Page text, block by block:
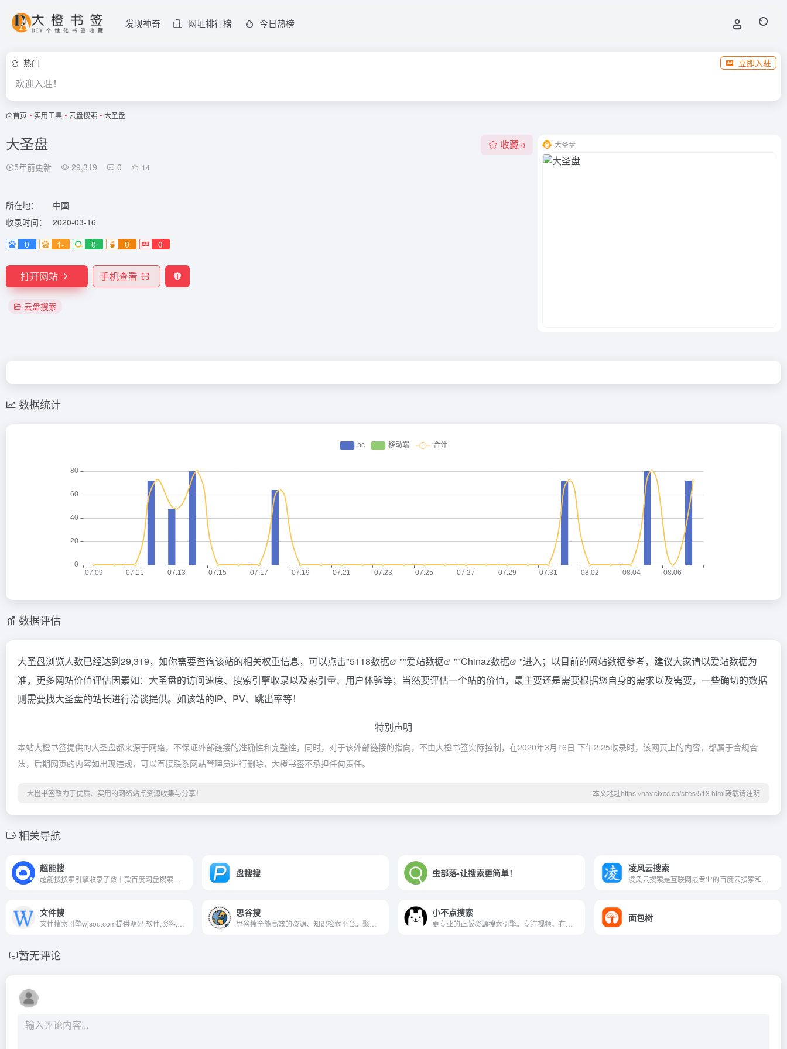
发现神奇 网址排行榜 今日热榜
热门 立即入驻
欢迎入驻！
首页 • 实用工具 • 云盘搜索 • 大圣盘
大圣盘
5年前更新 29,319 0 14
收藏 0
所在地：
中国
收录时间：
2020-03-16
0
1- 0 0 0
打开网站 手机查看
云盘搜索
大圣盘
数据统计
数据评估
大圣盘浏览人数已经达到29,319，如你需要查询该站的相关权重信息，可以点击"5118数据 ""爱站数据 ""Chinaz数据
"进入；以目前的网站数据参考，建议大家请以爱站数据为
准，更多网站价值评估因素如：大圣盘的访问速度、搜索引擎收录以及索引量、用户体验等；当然要评估一个站的价值，最主要还是需要根据您自身的需求以及需要，一些确切的数据
则需要找大圣盘的站长进行洽谈提供。如该站的IP、PV、跳出率等！
特别声明
本站大橙书签提供的大圣盘都来源于网络，不保证外部链接的准确性和完整性，同时，对于该外部链接的指向，不由大橙书签实际控制，在2020年3月16日 下午2:25收录时，该网页上的内容，都属于合规合
法，后期网页的内容如出现违规，可以直接联系网站管理员进行删除，大橙书签不承担任何责任。
大橙书签致力于优质、实用的网络站点资源收集与分享！ 本文地址https://nav.cfxcc.cn/sites/513.html转载请注明
相关导航
超能搜 盘搜搜 虫部落-让搜索更简单！ 凌风云搜索
文件搜 思谷搜 小不点搜索 面包树
暂无评论